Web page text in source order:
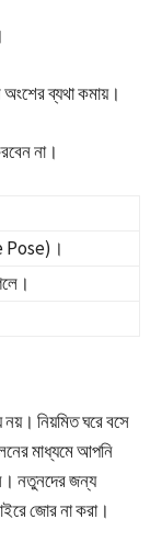
ব্যথা কমায়।
না।
Pose)।
নিয়মিত ঘরে বসে
মাধ্যমে আপনি
নতুনদের জন্য
জোর না করা।